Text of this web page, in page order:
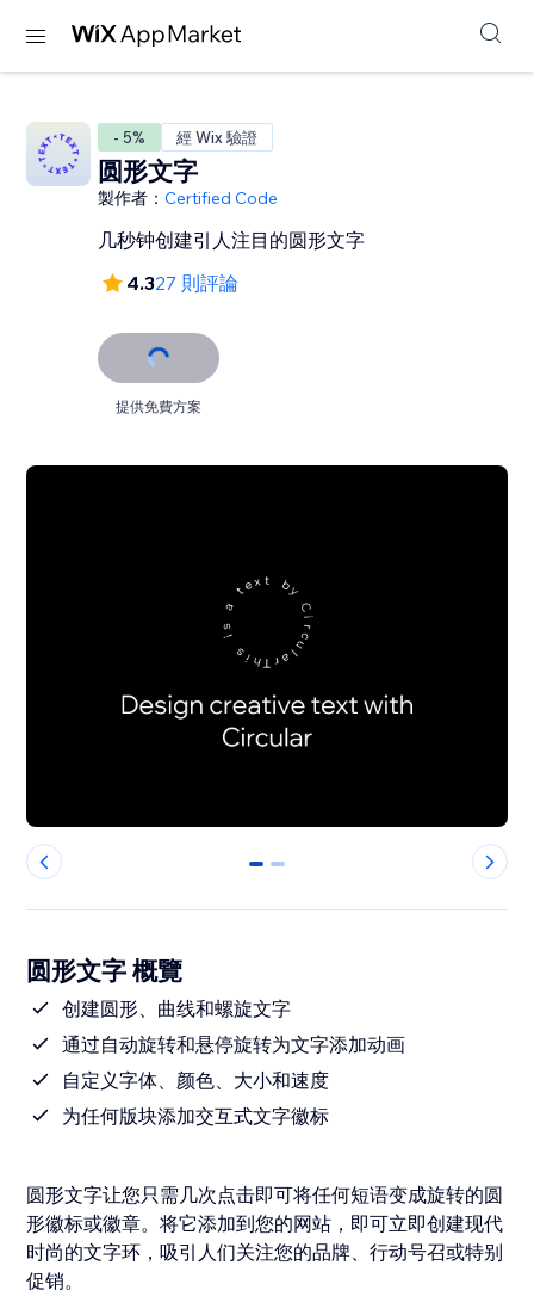
- 5% 經 Wix 驗證
圆形文字
製作者：Certified Code
几秒钟创建引人注目的圆形文字
4.327 則評論
提供免費方案
0 1
圆形文字 概覽
创建圆形、曲线和螺旋文字
通过自动旋转和悬停旋转为文字添加动画
自定义字体、颜色、大小和速度
为任何版块添加交互式文字徽标
圆形文字让您只需几次点击即可将任何短语变成旋转的圆
形徽标或徽章。将它添加到您的网站，即可立即创建现代
时尚的文字环，吸引人们关注您的品牌、行动号召或特别
促销。